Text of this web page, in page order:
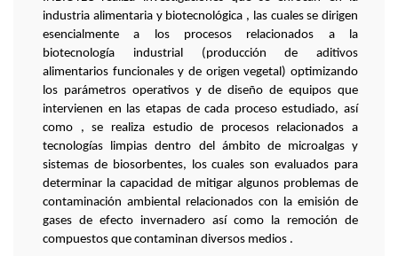
industria alimentaria y biotecnológica , las cuales se dirigen
esencialmente a los procesos relacionados a la
biotecnología industrial (producción de aditivos
alimentarios funcionales y de origen vegetal) optimizando
los parámetros operativos y de diseño de equipos que
intervienen en las etapas de cada proceso estudiado, así
como , se realiza estudio de procesos relacionados a
tecnologías limpias dentro del ámbito de microalgas y
sistemas de biosorbentes, los cuales son evaluados para
determinar la capacidad de mitigar algunos problemas de
contaminación ambiental relacionados con la emisión de
gases de efecto invernadero así como la remoción de
compuestos que contaminan diversos medios .